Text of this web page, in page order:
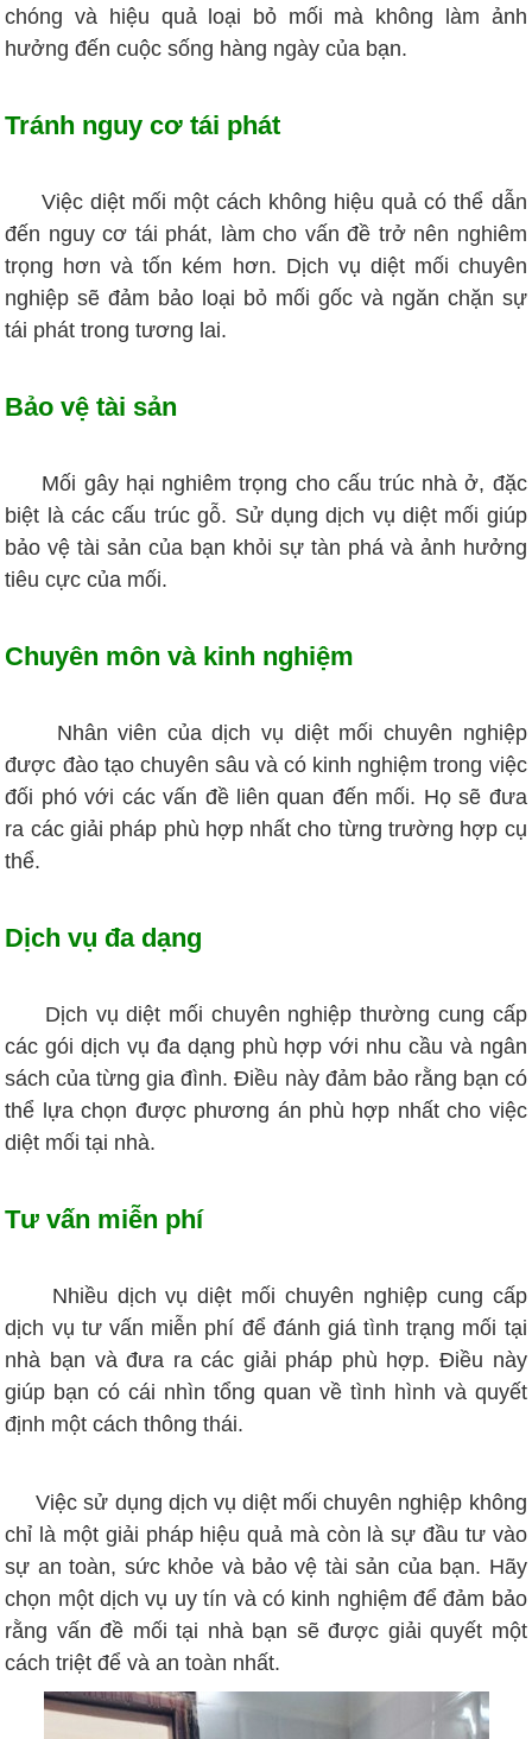
chóng và hiệu quả loại bỏ mối mà không làm ảnh
hưởng đến cuộc sống hàng ngày của bạn.
Tránh nguy cơ tái phát
Việc diệt mối một cách không hiệu quả có thể dẫn
đến nguy cơ tái phát, làm cho vấn đề trở nên nghiêm
trọng hơn và tốn kém hơn. Dịch vụ diệt mối chuyên
nghiệp sẽ đảm bảo loại bỏ mối gốc và ngăn chặn sự
tái phát trong tương lai.
Bảo vệ tài sản
Mối gây hại nghiêm trọng cho cấu trúc nhà ở, đặc
biệt là các cấu trúc gỗ. Sử dụng dịch vụ diệt mối giúp
bảo vệ tài sản của bạn khỏi sự tàn phá và ảnh hưởng
tiêu cực của mối.
Chuyên môn và kinh nghiệm
Nhân viên của dịch vụ diệt mối chuyên nghiệp
được đào tạo chuyên sâu và có kinh nghiệm trong việc
đối phó với các vấn đề liên quan đến mối. Họ sẽ đưa
ra các giải pháp phù hợp nhất cho từng trường hợp cụ
thể.
Dịch vụ đa dạng
Dịch vụ diệt mối chuyên nghiệp thường cung cấp
các gói dịch vụ đa dạng phù hợp với nhu cầu và ngân
sách của từng gia đình. Điều này đảm bảo rằng bạn có
thể lựa chọn được phương án phù hợp nhất cho việc
diệt mối tại nhà.
Tư vấn miễn phí
Nhiều dịch vụ diệt mối chuyên nghiệp cung cấp
dịch vụ tư vấn miễn phí để đánh giá tình trạng mối tại
nhà bạn và đưa ra các giải pháp phù hợp. Điều này
giúp bạn có cái nhìn tổng quan về tình hình và quyết
định một cách thông thái.
Việc sử dụng dịch vụ diệt mối chuyên nghiệp không
chỉ là một giải pháp hiệu quả mà còn là sự đầu tư vào
sự an toàn, sức khỏe và bảo vệ tài sản của bạn. Hãy
chọn một dịch vụ uy tín và có kinh nghiệm để đảm bảo
rằng vấn đề mối tại nhà bạn sẽ được giải quyết một
cách triệt để và an toàn nhất.